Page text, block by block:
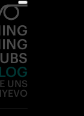
UNS